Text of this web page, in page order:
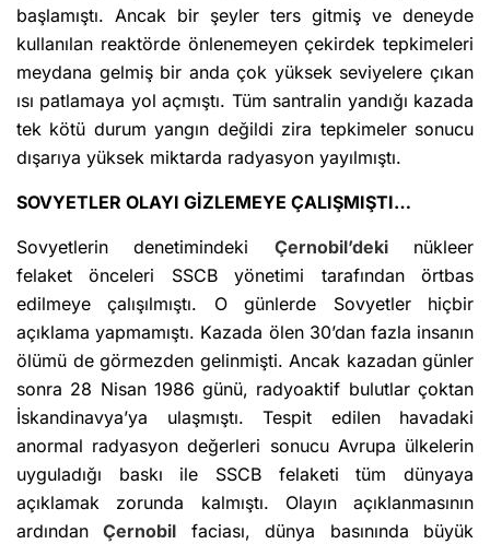
başlamıştı. Ancak bir şeyler ters gitmiş ve deneyde
kullanılan reaktörde önlenemeyen çekirdek tepkimeleri
meydana gelmiş bir anda çok yüksek seviyelere çıkan
ısı patlamaya yol açmıştı. Tüm santralin yandığı kazada
tek kötü durum yangın değildi zira tepkimeler sonucu
dışarıya yüksek miktarda radyasyon yayılmıştı.
SOVYETLER OLAYI GİZLEMEYE ÇALIŞMIŞTI…
Sovyetlerin denetimindeki Çernobil’dekinükleer
felaket önceleri SSCB yönetimi tarafından örtbas
edilmeye çalışılmıştı. O günlerde Sovyetler hiçbir
açıklama yapmamıştı. Kazada ölen 30’dan fazla insanın
ölümü de görmezden gelinmişti. Ancak kazadan günler
sonra 28 Nisan 1986 günü, radyoaktif bulutlar çoktan
İskandinavya’ya ulaşmıştı. Tespit edilen havadaki
anormal radyasyon değerleri sonucu Avrupa ülkelerin
uyguladığı baskı ile SSCB felaketi tüm dünyaya
açıklamak zorunda kalmıştı. Olayın açıklanmasının
ardındanÇernobil faciası, dünya basınında büyük